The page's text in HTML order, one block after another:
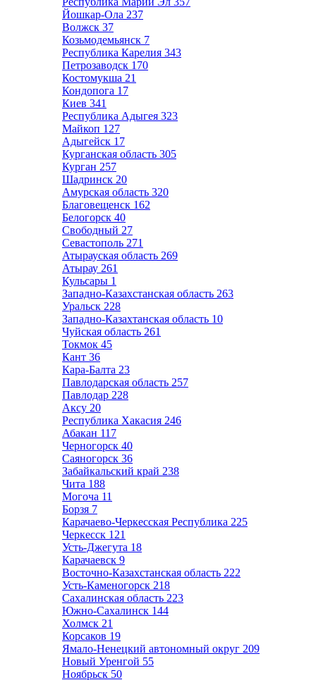
Йошкар-Ола 237
Волжск 37
Козьмодемьянск 7
Республика Карелия 343
Петрозаводск 170
Костомукша 21
Кондопога 17
Киев 341
Республика Адыгея 323
Майкоп 127
Адыгейск 17
Курганская область 305
Курган 257
Шадринск 20
Амурская область 320
Благовещенск 162
Белогорск 40
Свободный 27
Севастополь 271
Атырауская область 269
Атырау 261
Кульсары 1
Западно-Казахстанская область 263
Уральск 228
Западно-Казахтанская область 10
Чуйская область 261
Токмок 45
Кант 36
Кара-Балта 23
Павлодарская область 257
Павлодар 228
Аксу 20
Республика Хакасия 246
Абакан 117
Черногорск 40
Саяногорск 36
Забайкальский край 238
Чита 188
Могоча 11
Борзя 7
Карачаево-Черкесская Республика 225
Черкесск 121
Усть-Джегута 18
Карачаевск 9
Восточно-Казахстанская область 222
Усть-Каменогорск 218
Сахалинская область 223
Южно-Сахалинск 144
Холмск 21
Корсаков 19
Ямало-Ненецкий автономный округ 209
Новый Уренгой 55
Ноябрьск 50